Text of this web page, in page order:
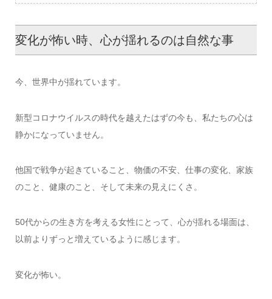
変化が怖い時、心が揺れるのは自然な事
今、世界中が揺れています。
新型コロナウイルスの時代を越えたはずの今も、私たちの心は
静かになっていません。
他国で戦争が起きていること、物価の不安、仕事の変化、家族
のこと、健康のこと、そして未来の見えにくさ。
50代からの生き方を考える女性にとって、心が揺れる場面は、
以前よりずっと増えているように感じます。
変化が怖い。